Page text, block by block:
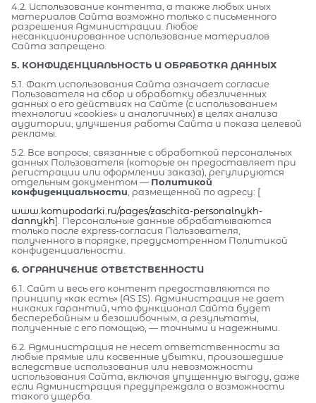
4.2. Использование контента, а также любых иных
материалов Сайта возможно только с письменного
разрешения Администрации. Любое
несанкционированное использование материалов
Сайта запрещено.
5. КОНФИДЕНЦИАЛЬНОСТЬ И ОБРАБОТКА ДАННЫХ
5.1. Факт использования Сайта означает согласие
Пользователя на сбор и обработку обезличенных
данных о его действиях на Сайте (с использованием
технологии «cookies» и аналогичных) в целях анализа
аудитории, улучшения работы Сайта и показа целевой
рекламы.
5.2. Все вопросы, связанные с обработкой персональных
данных Пользователя (которые он предоставляет при
регистрации или оформлении заказа), регулируются
отдельным документом — Политикой
конфиденциальности, размещенной по адресу: [
www.komupodarki.ru/pages/zaschita-personalnykh-
dannykh]. Персональные данные обрабатываются
только после express-согласия Пользователя,
полученного в порядке, предусмотренном Политикой
конфиденциальности.
6. ОГРАНИЧЕНИЕ ОТВЕТСТВЕННОСТИ
6.1. Сайт и весь его контент предоставляются по
принципу «как есть» (AS IS). Администрация не дает
никаких гарантий, что функционал Сайта будет
бесперебойным и безошибочным, а результаты,
полученные с его помощью, — точными и надежными.
6.2. Администрация не несет ответственности за
любые прямые или косвенные убытки, произошедшие
вследствие использования или невозможности
использования Сайта, включая упущенную выгоду, даже
если Администрация предупреждала о возможности
такого ущерба.